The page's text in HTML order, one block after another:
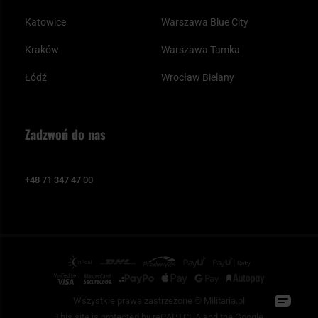
Katowice
Kraków
Łódź
Warszawa Blue City
Warszawa Tamka
Wrocław Bielany
Zadzwoń do nas
+48 71 347 47 00
Wszystkie prawa zastrzeżone © Militaria.pl